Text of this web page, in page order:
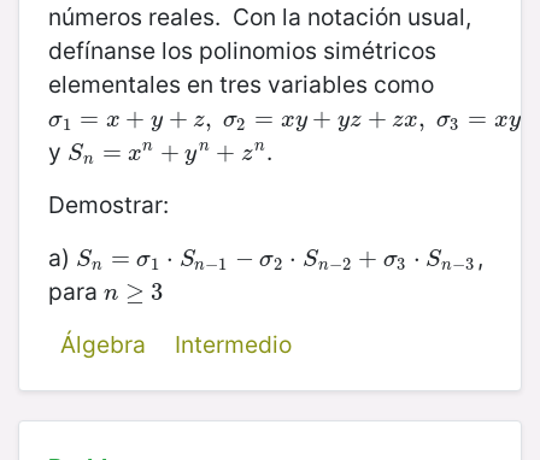
números reales. Con la notación usual,
defínanse los polinomios simétricos
elementales en tres variables como
σ1 = x + y + z, σ2 = xy + yz + zx, σ3 = xyz
σ1 =x +y+ z, σ2= xy+ yz +z x, σ3 =x yz
y Sn = xn + yn + zn
Sn =x n+yn+zn
.
Demostrar:
a) Sn = σ1 ⋅ Sn−1 − σ2 ⋅ Sn−2 + σ3 ⋅ Sn−3
Sn =σ 1⋅S n −1−σ 2⋅ Sn − 2+σ3 ⋅S n− 3
,
para n ≥ 3
n≥3
Álgebra
Intermedio